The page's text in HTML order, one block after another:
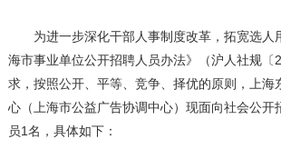
为进一步深化干部人事制度改革，拓宽选人
海市事业单位公开招聘人员办法》（沪人社规〔
求，按照公开、平等、竞争、择优的原则，上海
心（上海市公益广告协调中心）现面向社会公开
员1名，具体如下：